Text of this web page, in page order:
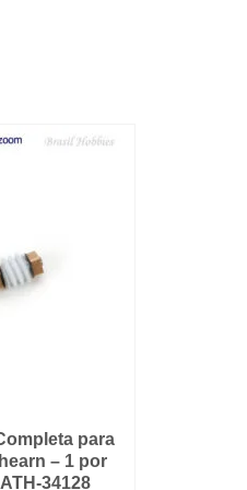
para
– 1 por
34128